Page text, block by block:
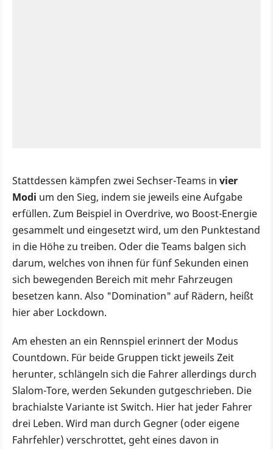
Stattdessen kämpfen zwei Sechser-Teams in vier
Modi um den Sieg, indem sie jeweils eine Aufgabe
erfüllen. Zum Beispiel in Overdrive, wo Boost-Energie
gesammelt und eingesetzt wird, um den Punktestand
in die Höhe zu treiben. Oder die Teams balgen sich
darum, welches von ihnen für fünf Sekunden einen
sich bewegenden Bereich mit mehr Fahrzeugen
besetzen kann. Also "Domination" auf Rädern, heißt
hier aber Lockdown.
Am ehesten an ein Rennspiel erinnert der Modus
Countdown. Für beide Gruppen tickt jeweils Zeit
herunter, schlängeln sich die Fahrer allerdings durch
Slalom-Tore, werden Sekunden gutgeschrieben. Die
brachialste Variante ist Switch. Hier hat jeder Fahrer
drei Leben. Wird man durch Gegner (oder eigene
Fahrfehler) verschrottet, geht eines davon in